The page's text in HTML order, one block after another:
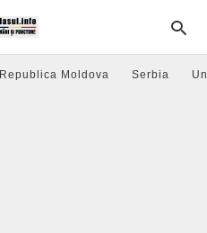
Republica Moldova Serbia